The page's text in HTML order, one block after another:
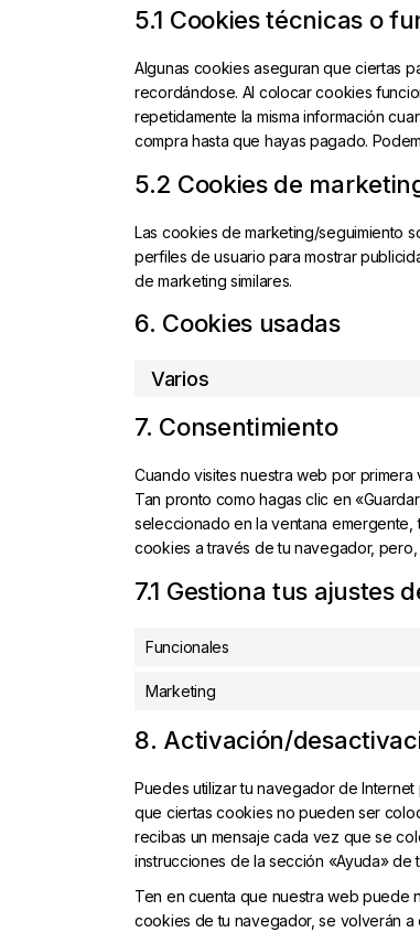
5.1 Cookies técnicas o
Algunas cookies aseguran que ciertas
recordándose. Al colocar cookies
repetidamente la misma información
compra hasta que hayas pagado.
5.2 Cookies de
Las cookies de marketing/seguimiento
perfiles de usuario para mostrar
de marketing similares.
6. Cookies usadas
Varios
7. Consentimiento
Cuando visites nuestra web por
Tan pronto como hagas clic en
seleccionado en la ventana
cookies a través de tu navegador,
7.1 Gestiona tus ajustes
Funcionales
Marketing
8. Activación/
Puedes utilizar tu navegador de
que ciertas cookies no pueden ser
recibas un mensaje cada vez que se
instrucciones de la sección «Ayuda» de
Ten en cuenta que nuestra web puede
cookies de tu navegador, se volverán a